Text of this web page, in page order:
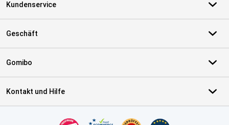
Kundenservice
Geschäft
Gomibo
Kontakt und Hilfe